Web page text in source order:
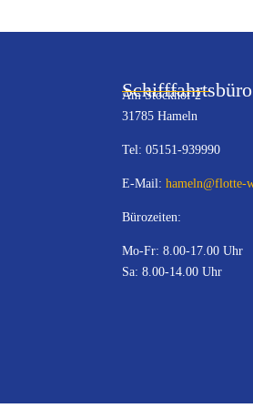
Am Stockhof 2
31785 Hameln
Tel: 05151-939990
E-Mail:hameln@flotte-
Bürozeiten:
Mo-Fr: 8.00-17.00 Uhr
Sa: 8.00-14.00 Uhr